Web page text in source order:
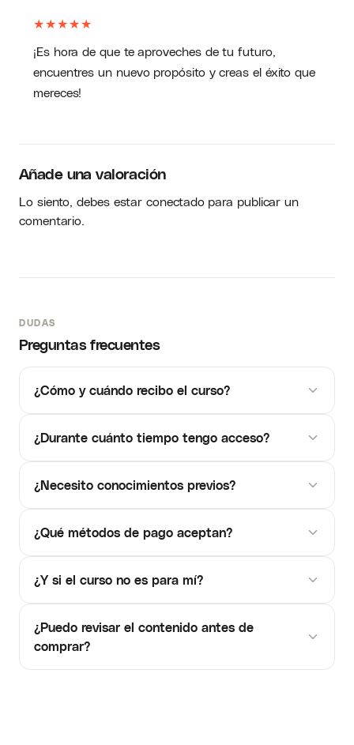
★★★★★
¡Es hora de que te aproveches de tu futuro,
encuentres un nuevo propósito y creas el éxito que
mereces!
Añade una valoración
Lo siento, debes estarconectadopara publicar un
comentario.
DUDAS
Preguntas frecuentes
¿Cómo y cuándo recibo el curso?
¿Durante cuánto tiempo tengo acceso?
¿Necesito conocimientos previos?
¿Qué métodos de pago aceptan?
¿Y si el curso no es para mí?
¿Puedo revisar el contenido antes de
comprar?